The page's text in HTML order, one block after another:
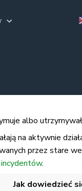
albo
na aktywnie
przez stare
.
Jak dowiedzieć